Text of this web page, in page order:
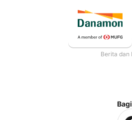
Berita dan